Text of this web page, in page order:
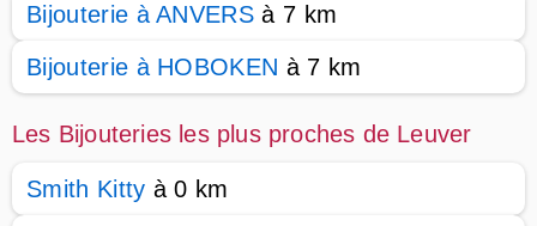
Bijouterie à ANVERS à 7 km
Bijouterie à HOBOKEN à 7 km
Les Bijouteries les plus proches de Leuver
Smith Kitty à 0 km